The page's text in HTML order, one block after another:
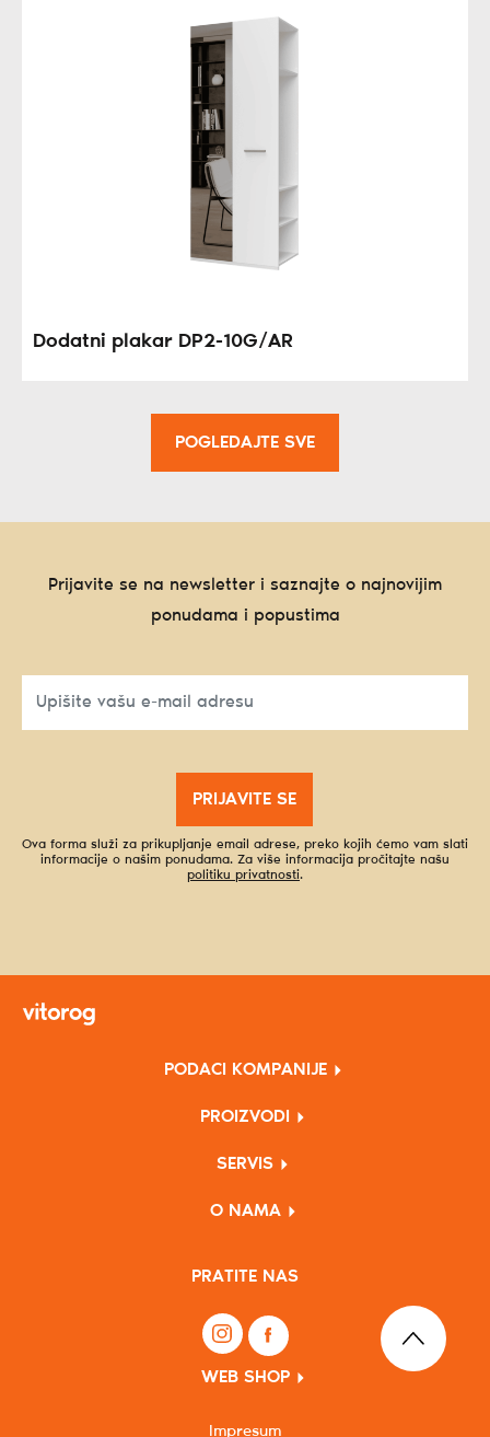
Dodatni plakar DP2-10G/AR
POGLEDAJTE SVE
Prijavite se na newsletter i saznajte o najnovijim
ponudama i popustima
PRIJAVITE SE
Ova forma služi za prikupljanje email adrese, preko kojih ćemo vam slati
informacije o našim ponudama. Za više informacija pročitajte našu
politiku privatnosti.
PODACI KOMPANIJE
PROIZVODI
SERVIS
O NAMA
PRATITE NAS
WEB SHOP
Impresum